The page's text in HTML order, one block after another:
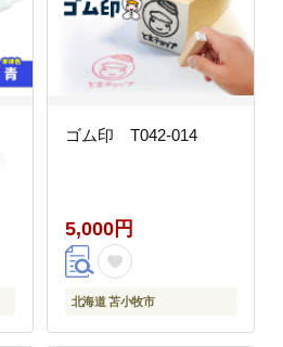
ゴム印 T042-014
5,000円
北海道 苫小牧市